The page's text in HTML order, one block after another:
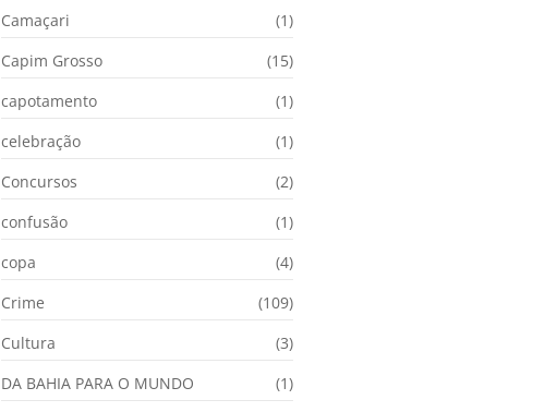
Camaçari
(1)
Capim Grosso
(15)
capotamento
(1)
celebração
(1)
Concursos
(2)
confusão
(1)
copa
(4)
Crime
(109)
Cultura
(3)
DA BAHIA PARA O MUNDO
(1)